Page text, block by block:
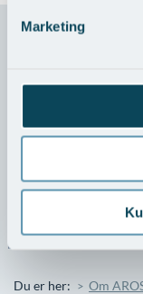
Marketing
ØRE-NÆSE-HALS
Du er her: Om